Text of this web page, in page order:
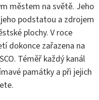
městem na světě. Jeho
podstatou a zdrojem
plochy. V roce
dokonce zařazena na
Téměř každý kanál
památky a při jejich